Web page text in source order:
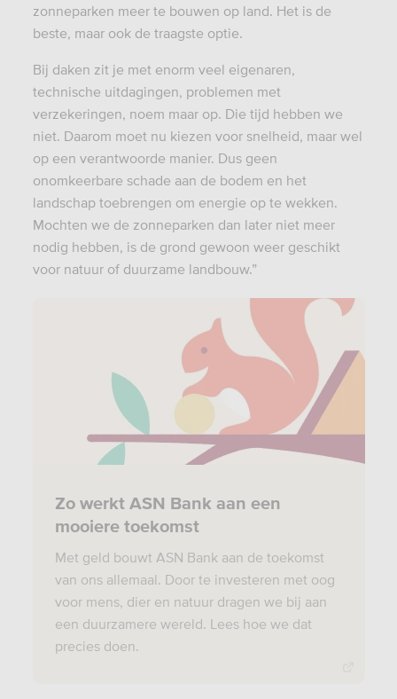
zonneparken meer te bouwen op land. Het is de
beste, maar ook de traagste optie.
Bij daken zit je met enorm veel eigenaren,
technische uitdagingen, problemen met
verzekeringen, noem maar op. Die tijd hebben we
niet. Daarom moet nu kiezen voor snelheid, maar wel
op een verantwoorde manier. Dus geen
onomkeerbare schade aan de bodem en het
landschap toebrengen om energie op te wekken.
Mochten we de zonneparken dan later niet meer
nodig hebben, is de grond gewoon weer geschikt
voor natuur of duurzame landbouw.”
Zo werkt ASN Bank aan een
mooiere toekomst
Met geld bouwt ASN Bank aan de toekomst
van ons allemaal. Door te investeren met oog
voor mens, dier en natuur dragen we bij aan
een duurzamere wereld. Lees hoe we dat
precies doen.